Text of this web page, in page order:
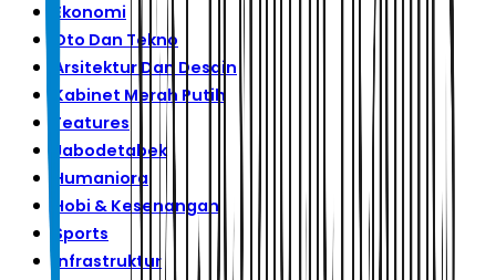
Ekonomi
Oto Dan Tekno
Arsitektur Dan Desain
Kabinet Merah Putih
Features
Jabodetabek
Humaniora
Hobi & Kesenangan
Sports
Infrastruktur